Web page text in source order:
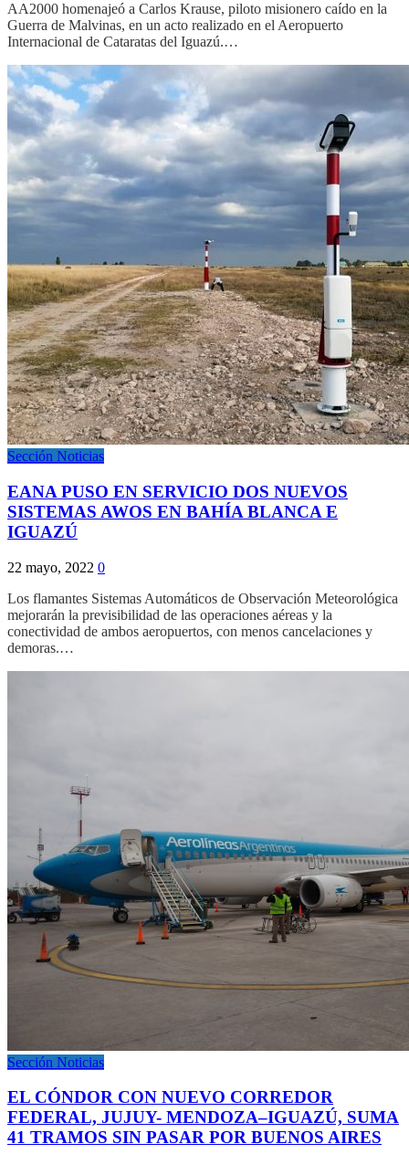
AA2000 homenajeó a Carlos Krause, piloto misionero caído en la
Guerra de Malvinas, en un acto realizado en el Aeropuerto
Internacional de Cataratas del Iguazú.…
Sección Noticias
EANA PUSO EN SERVICIO DOS NUEVOS
SISTEMAS AWOS EN BAHÍA BLANCA E
IGUAZÚ
22 mayo, 2022 0
Los flamantes Sistemas Automáticos de Observación Meteorológica
mejorarán la previsibilidad de las operaciones aéreas y la
conectividad de ambos aeropuertos, con menos cancelaciones y
demoras.…
Sección Noticias
EL CÓNDOR CON NUEVO CORREDOR
FEDERAL, JUJUY- MENDOZA–IGUAZÚ, SUMA
41 TRAMOS SIN PASAR POR BUENOS AIRES